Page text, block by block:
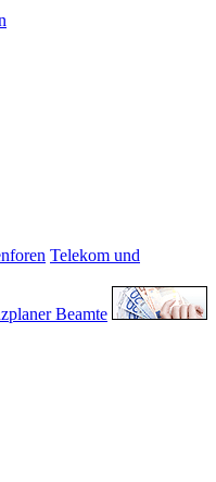
Telekom und
Beamte